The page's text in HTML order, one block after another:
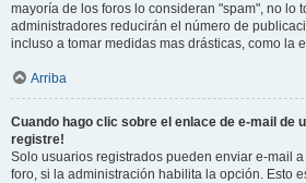
mayoría de los foros lo consideran "spam", no lo
administradores reducirán el número de
incluso a tomar medidas mas drásticas, como la
Arriba
Cuando hago clic sobre el enlace de e-mail de
registre!
Solo usuarios registrados pueden enviar e-mail a
foro, si la administración habilita la opción. Esto